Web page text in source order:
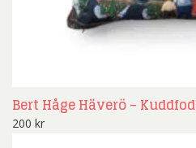
Bert Håge Häverö –
200 kr